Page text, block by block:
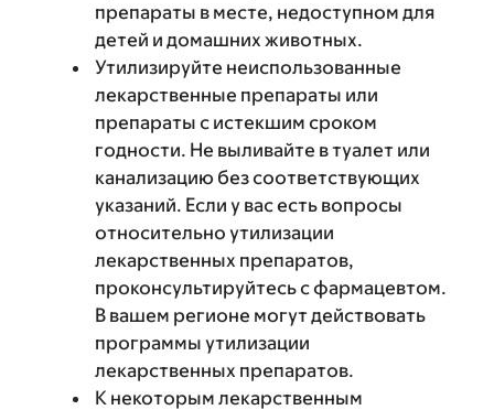
препараты в месте, недоступном для
детей и домашних животных.
Утилизируйте неиспользованные
лекарственные препараты или
препараты с истекшим сроком
годности. Не выливайте в туалет или
канализацию без соответствующих
указаний. Если у вас есть вопросы
относительно утилизации
лекарственных препаратов,
проконсультируйтесь с фармацевтом.
В вашем регионе могут действовать
программы утилизации
лекарственных препаратов.
К некоторым лекарственным